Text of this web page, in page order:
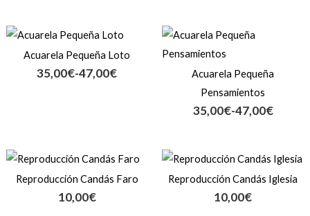
47,00€
47,00€
Acuarela Pequeña Loto
35,00€-47,00€
Rango
precios:
desde
Acuarela Pequeña
Pensamientos
35,00€-47,00€
Rango
desde
35,00€
hasta
Reproducción Candás Faro
10,00€
Reproducción Candás Iglesia
10,00€